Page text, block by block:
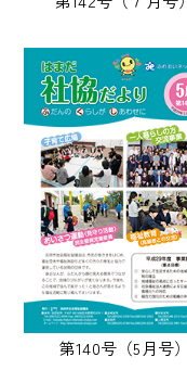
第140号（5月号）